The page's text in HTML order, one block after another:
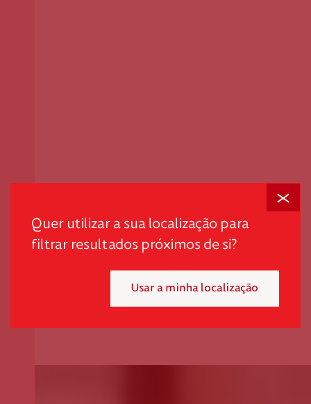
Quer utilizar a sua localização para
filtrar resultados próximos de si?
Usar a minha localização